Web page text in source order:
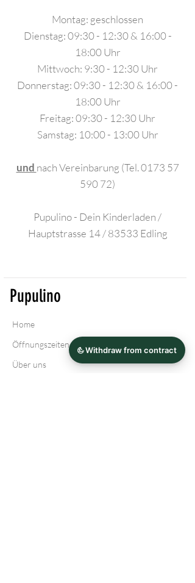
Montag: geschlossen
Dienstag: 09:30 - 12:30 & 16:00 -
18:00 Uhr
Mittwoch: 9:30 - 12:30 Uhr
Donnerstag: 09:30 - 12:30 & 16:00 -
18:00 Uhr
Freitag: 09:30 - 12:30 Uhr
Samstag: 10:00 - 13:00 Uhr
und nach Vereinbarung (Tel.0173 57
590 72)
Pupulino - Dein Kinderladen /
Hauptstrasse 14 / 83533 Edling
Pupulino
Home
Öffnungszeiten
Über uns